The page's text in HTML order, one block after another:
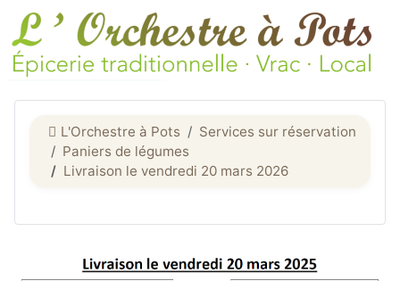
L'Orchestre à Pots
Services sur réservation
Paniers de légumes
Livraison le vendredi 20 mars 2026